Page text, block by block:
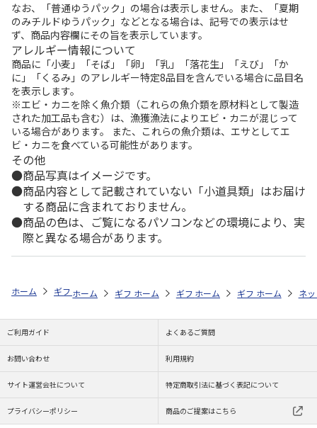
なお、「普通ゆうパック」の場合は表示しません。また、「夏期
のみチルドゆうパック」などとなる場合は、記号での表示はせ
ず、商品内容欄にその旨を表示しています。
アレルギー情報について
商品に「小麦」「そば」「卵」「乳」「落花生」「えび」「か
に」「くるみ」のアレルギー特定8品目を含んでいる場合に品目名
を表示します。
※エビ・カニを除く魚介類（これらの魚介類を原材料として製造
された加工品も含む）は、漁獲漁法によりエビ・カニが混じって
いる場合があります。 また、これらの魚介類は、エサとしてエ
ビ・カニを食べている可能性があります。
その他
商品写真はイメージです。
商品内容として記載されていない「小道具類」はお届け
する商品に含まれておりません。
商品の色は、ご覧になるパソコンなどの環境により、実
際と異なる場合があります。
ホーム ギフトストア お中元・夏ギフト特集 2026 うなぎ・魚・海鮮
ホーム ギフトストア お中元・夏ギフト特集 2026
ホーム ギフトストア お中元・夏ギフト
ホーム ギフトストア お
ホーム ネ
ご利用ガイド よくあるご質問
お問い合わせ 利用規約
サイト運営会社について 特定商取引法に基づく表記について
プライバシーポリシー 商品のご提案はこちら